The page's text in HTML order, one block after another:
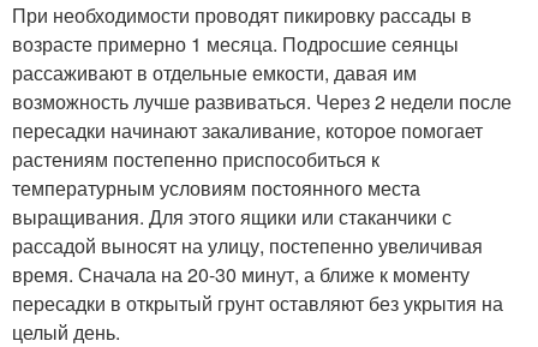
При необходимости проводят пикировку рассады в
возрасте примерно 1 месяца. Подросшие сеянцы
рассаживают в отдельные емкости, давая им
возможность лучше развиваться. Через 2 недели после
пересадки начинают закаливание, которое помогает
растениям постепенно приспособиться к
температурным условиям постоянного места
выращивания. Для этого ящики или стаканчики с
рассадой выносят на улицу, постепенно увеличивая
время. Сначала на 20-30 минут, а ближе к моменту
пересадки в открытый грунт оставляют без укрытия на
целый день.